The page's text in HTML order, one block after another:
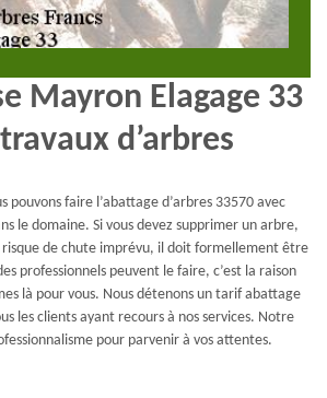
Mayron Elagage 33
d’arbres
pouvons faire l’abattage d’arbres 33570 avec
le domaine. Si vous devez supprimer un arbre,
de chute imprévu, il doit formellement être
professionnels peuvent le faire, c’est la raison
là pour vous. Nous détenons un tarif abattage
les clients ayant recours à nos services. Notre
pour parvenir à vos attentes.